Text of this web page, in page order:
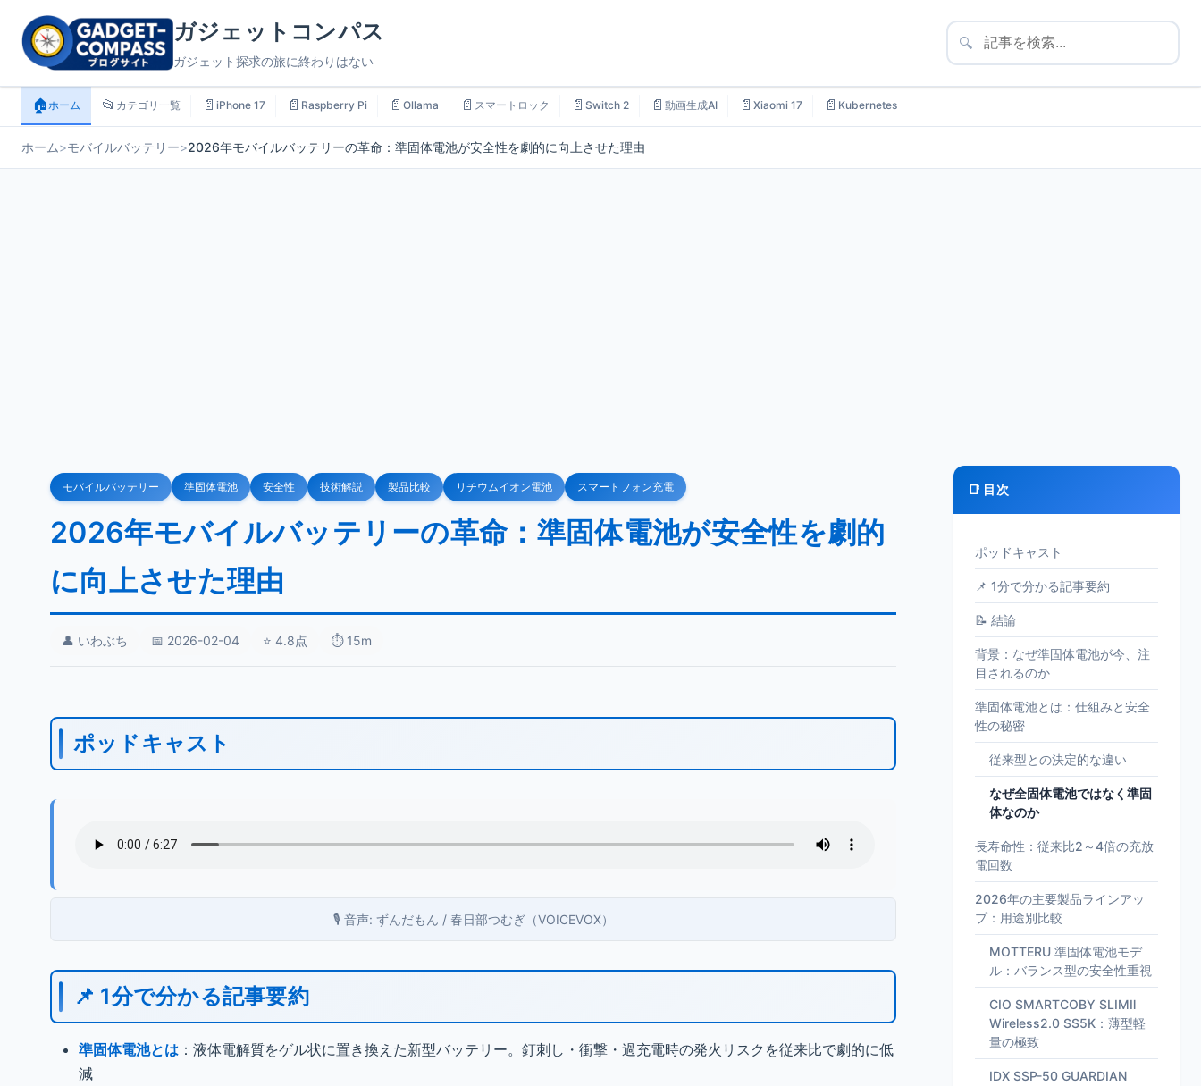
ガジェットコンパス
ガジェット探求の旅に終わりはない
🔍
🏠ホーム 📂 カテゴリ一覧 📄 iPhone 17 📄 Raspberry Pi 📄 Ollama 📄 スマートロック 📄 Switch 2 📄 動画生成AI 📄 Xiaomi 17 📄 Kubernetes
ホーム>モバイルバッテリー>2026年モバイルバッテリーの革命：準固体電池が安全性を劇的に向上させた理由
モバイルバッテリー 準固体電池 安全性 技術解説 製品比較 リチウムイオン電池 スマートフォン充電
2026年モバイルバッテリーの革命：準固体電池が安全性を劇的
に向上させた理由
👤 いわぶち 📅 2026-02-04 ⭐ 4.8点 ⏱️ 15m
ポッドキャスト
🎙️ 音声: ずんだもん / 春日部つむぎ（VOICEVOX）
📌 1分で分かる記事要約
準固体電池とは ：液体電解質をゲル状に置き換えた新型バッテリー。釘刺し・衝撃・過充電時の発火リスクを従来比で劇的に低
減
📑 目次
ポッドキャスト
📌 1分で分かる記事要約
📝 結論
背景：なぜ準固体電池が今、注
目されるのか
準固体電池とは：仕組みと安全
性の秘密
従来型との決定的な違い
なぜ全固体電池ではなく準固
体なのか
長寿命性：従来比2～4倍の充放
電回数
2026年の主要製品ラインアッ
プ：用途別比較
MOTTERU 準固体電池モデ
ル：バランス型の安全性重視
CIO SMARTCOBY SLIMⅡ
Wireless2.0 SS5K：薄型軽
量の極致
IDX SSP-50 GUARDIAN